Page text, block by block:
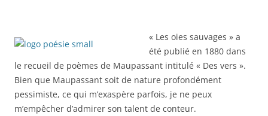
« Les oies sauvages » a
été publié en 1880 dans
le recueil de poèmes de Maupassant intitulé « Des vers ».
Bien que Maupassant soit de nature profondément
pessimiste, ce qui m’exaspère parfois, je ne peux
m’empêcher d’admirer son talent de conteur.